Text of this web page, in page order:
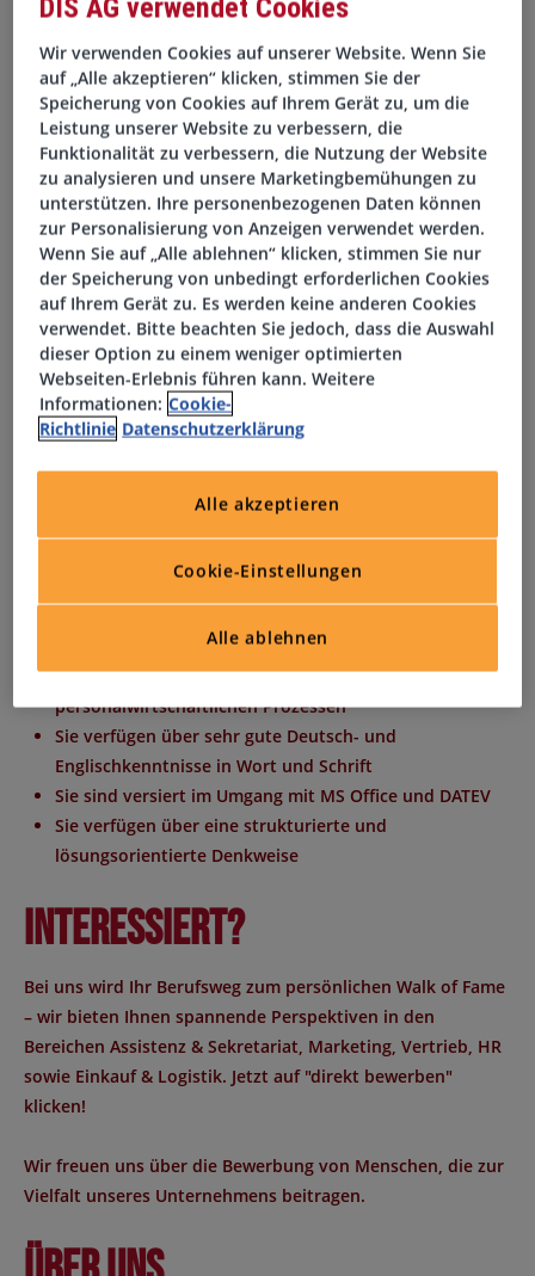
Betreuung und Beratung von Mitarbeitern und
Überwachung und Umsetzung arbeitsrechtlicher
Vorlagen
Mitarbeit an HR-Projekten und Prozessoptimierung
Steuerung und Umsetzung aller HR-Prozesse
Erstellung von Arbeitsverträgen, Vertragsänderungen
und Zeugnissen
Unterstützung im Bereich Personalvermittlung,
Weiterbildung und Talentmanagement
Zusammenarbeit mit externen Dienstleistern,
Behörden und Sozialversicherungsträgern
Unterstützung im Bereich Employer Branding und
Personalmarketing
Ihr Profil
Wirtschaftspsychologie oder eine vergleichbare
Sie bringen Berufserfahrungen im Personalbereich mit
Sie haben Kenntnisse im Arbeitsrecht und in
personalwirtschaftlichen Prozessen
Sie verfügen über sehr gute Deutsch- und
Englischkenntnisse in Wort und Schrift
Sie sind versiert im Umgang mit MS Office und DATEV
Sie verfügen über eine strukturierte und
lösungsorientierte Denkweise
Interessiert?
Bei uns wird Ihr Berufsweg zum persönlichen Walk of Fame
– wir bieten Ihnen spannende Perspektiven in den
Bereichen Assistenz & Sekretariat, Marketing, Vertrieb, HR
sowie Einkauf & Logistik. Jetzt auf "direkt bewerben"
klicken!
Wir freuen uns über die Bewerbung von Menschen, die zur
Vielfalt unseres Unternehmens beitragen.
DIS AG verwendet Cookies
Wir verwenden Cookies auf unserer Website. Wenn Sie
auf „Alle akzeptieren“ klicken, stimmen Sie der
Speicherung von Cookies auf Ihrem Gerät zu, um die
Leistung unserer Website zu verbessern, die
Funktionalität zu verbessern, die Nutzung der Website
zu analysieren und unsere Marketingbemühungen zu
unterstützen. Ihre personenbezogenen Daten können
zur Personalisierung von Anzeigen verwendet werden.
Wenn Sie auf „Alle ablehnen“ klicken, stimmen Sie nur
der Speicherung von unbedingt erforderlichen Cookies
auf Ihrem Gerät zu. Es werden keine anderen Cookies
verwendet. Bitte beachten Sie jedoch, dass die Auswahl
dieser Option zu einem weniger optimierten
Webseiten-Erlebnis führen kann. Weitere
Informationen: Cookie-
Richtlinie Datenschutzerklärung
Cookie-Einstellungen
Alle ablehnen
Alle akzeptieren